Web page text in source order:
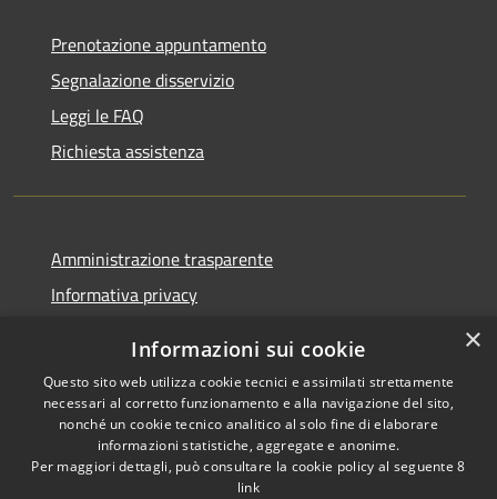
Prenotazione appuntamento
Segnalazione disservizio
Leggi le FAQ
Richiesta assistenza
Amministrazione trasparente
Informativa privacy
Dichiarazione di accessibilità
RSS
Copyright © 2026 • Comune di
×
Informazioni sui cookie
Questo sito web utilizza cookie tecnici e assimilati strettamente
necessari al corretto funzionamento e alla navigazione del sito,
nonché un cookie tecnico analitico al solo fine di elaborare
informazioni statistiche, aggregate e anonime.
Per maggiori dettagli, può consultare la cookie policy al seguente8
link